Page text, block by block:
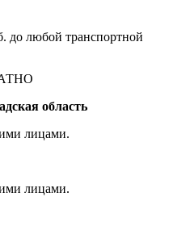
до любой транспортной
область
лицами.
лицами.